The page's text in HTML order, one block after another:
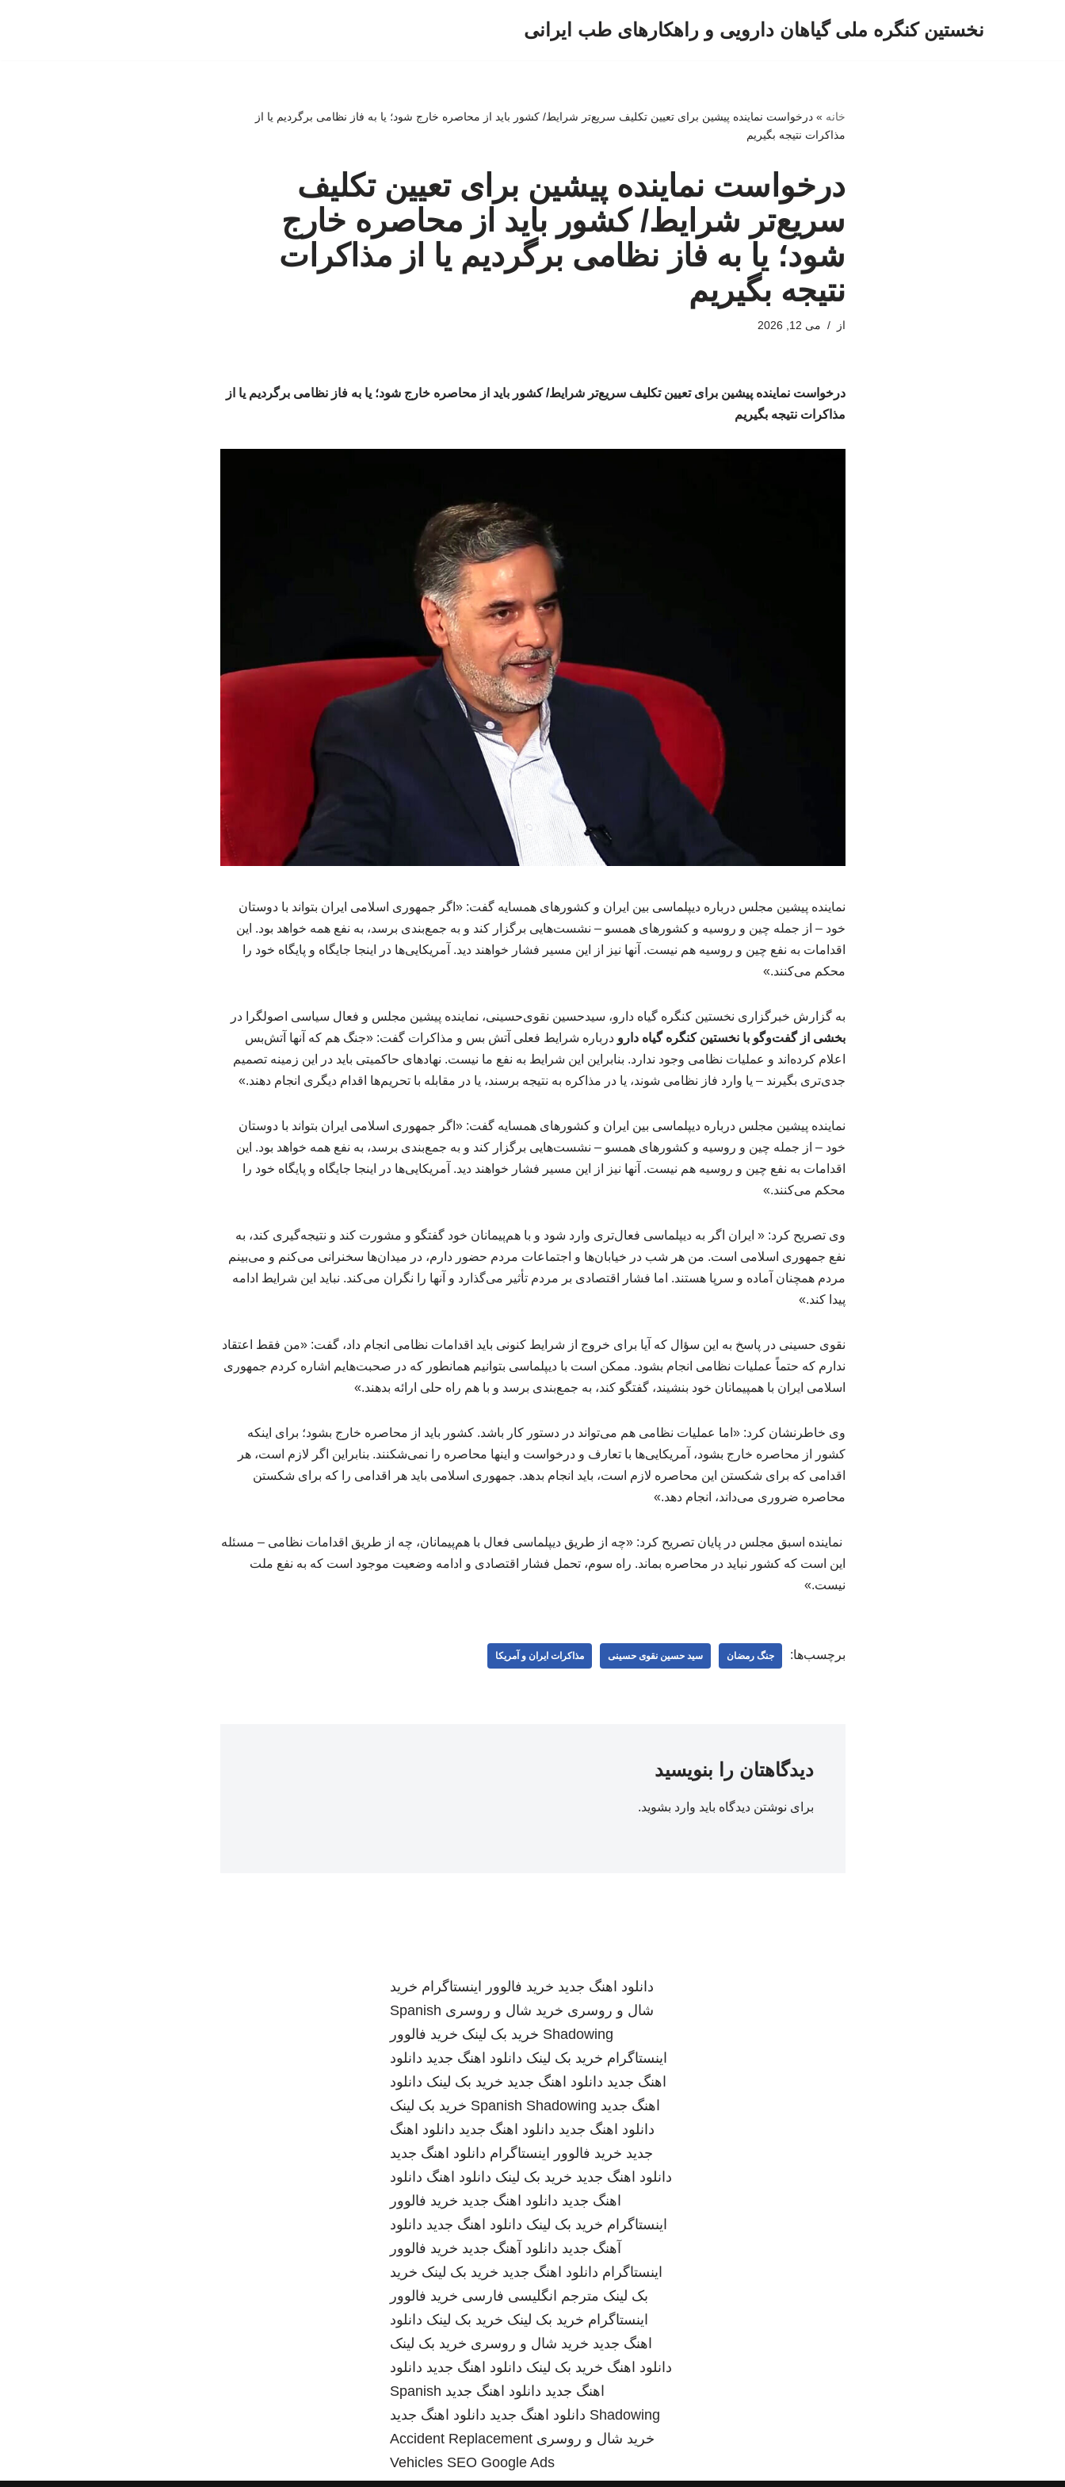
نخستین کنگره ملی گیاهان دارویی و راهکارهای طب ایرانی
خانه »درخواست نماینده پیشین برای تعیین تکلیف سریع‌تر شرایط/ کشور باید از محاصره خارج شود؛ یا به فاز نظامی برگردیم یا از
مذاکرات نتیجه بگیریم
درخواست نماینده پیشین برای تعیین تکلیف
سریع‌تر شرایط/ کشور باید از محاصره خارج
شود؛ یا به فاز نظامی برگردیم یا از مذاکرات
نتیجه بگیریم
از می 12, 2026
درخواست نماینده پیشین برای تعیین تکلیف سریع‌تر شرایط/ کشور باید از محاصره خارج شود؛ یا به فاز نظامی برگردیم یا از
مذاکرات نتیجه بگیریم
نماینده پیشین مجلس درباره دیپلماسی بین ایران و کشورهای همسایه گفت: «اگر جمهوری اسلامی ایران بتواند با دوستان
خود – از جمله چین و روسیه و کشورهای همسو – نشست‌هایی برگزار کند و به جمع‌بندی برسد، به نفع همه خواهد بود. این
اقدامات به نفع چین و روسیه هم نیست. آنها نیز از این مسیر فشار خواهند دید. آمریکایی‌ها در اینجا جایگاه و پایگاه خود را
محکم می‌کنند.»
به گزارش خبرگزاری نخستین کنگره گیاه دارو، سیدحسین نقوی‌حسینی، نماینده پیشین مجلس و فعال سیاسی اصولگرا در
بخشی از گفت‌وگو با نخستین کنگره گیاه دارو درباره شرایط فعلی آتش بس و مذاکرات گفت: «جنگ هم که آنها آتش‌بس
اعلام کرده‌اند و عملیات نظامی وجود ندارد. بنابراین این شرایط به نفع ما نیست. نهادهای حاکمیتی باید در این زمینه تصمیم
جدی‌تری بگیرند – یا وارد فاز نظامی شوند، یا در مذاکره به نتیجه برسند، یا در مقابله با تحریم‌ها اقدام دیگری انجام دهند.»
نماینده پیشین مجلس درباره دیپلماسی بین ایران و کشورهای همسایه گفت: «اگر جمهوری اسلامی ایران بتواند با دوستان
خود – از جمله چین و روسیه و کشورهای همسو – نشست‌هایی برگزار کند و به جمع‌بندی برسد، به نفع همه خواهد بود. این
اقدامات به نفع چین و روسیه هم نیست. آنها نیز از این مسیر فشار خواهند دید. آمریکایی‌ها در اینجا جایگاه و پایگاه خود را
محکم می‌کنند.»
وی تصریح کرد: « ایران اگر به دیپلماسی فعال‌تری وارد شود و با هم‌پیمانان خود گفتگو و مشورت کند و نتیجه‌گیری کند، به
نفع جمهوری اسلامی است. من هر شب در خیابان‌ها و اجتماعات مردم حضور دارم، در میدان‌ها سخنرانی می‌کنم و می‌بینم
مردم همچنان آماده و سرپا هستند. اما فشار اقتصادی بر مردم تأثیر می‌گذارد و آنها را نگران می‌کند. نباید این شرایط ادامه
پیدا کند.»
نقوی حسینی در پاسخ به این سؤال که آیا برای خروج از شرایط کنونی باید اقدامات نظامی انجام داد، گفت: «من فقط اعتقاد
ندارم که حتماً عملیات نظامی انجام بشود. ممکن است با دیپلماسی بتوانیم همانطور که در صحبت‌هایم اشاره کردم جمهوری
اسلامی ایران با همپیمانان خود بنشیند، گفتگو کند، به جمع‌بندی برسد و با هم راه حلی ارائه بدهند.»
وی خاطرنشان کرد: «اما عملیات نظامی هم می‌تواند در دستور کار باشد. کشور باید از محاصره خارج بشود؛ برای اینکه
کشور از محاصره خارج بشود، آمریکایی‌ها با تعارف و درخواست و اینها محاصره را نمی‌شکنند. بنابراین اگر لازم است، هر
اقدامی که برای شکستن این محاصره لازم است، باید انجام بدهد. جمهوری اسلامی باید هر اقدامی را که برای شکستن
محاصره ضروری می‌داند، انجام دهد.»
نماینده اسبق مجلس در پایان تصریح کرد: «چه از طریق دیپلماسی فعال با هم‌پیمانان، چه از طریق اقدامات نظامی – مسئله
این است که کشور نباید در محاصره بماند. راه سوم، تحمل فشار اقتصادی و ادامه وضعیت موجود است که به نفع ملت
نیست.»
برچسب‌ها: جنگ رمضان سید حسین نقوی حسینی مذاکرات ایران و آمریکا
دیدگاهتان را بنویسید
برای نوشتن دیدگاه باید وارد بشوید.
دانلود اهنگ جدید خرید فالوور اینستاگرام خرید
شال و روسری خرید شال و روسری Spanish
Shadowing خرید بک لینک خرید فالوور
اینستاگرام خرید بک لینک دانلود اهنگ جدید دانلود
اهنگ جدید دانلود اهنگ جدید خرید بک لینک دانلود
اهنگ جدید Spanish Shadowing خرید بک لینک
دانلود اهنگ جدید دانلود اهنگ جدید دانلود اهنگ
جدید خرید فالوور اینستاگرام دانلود اهنگ جدید
دانلود اهنگ جدید خرید بک لینک دانلود اهنگ دانلود
اهنگ جدید دانلود اهنگ جدید خرید فالوور
اینستاگرام خرید بک لینک دانلود اهنگ جدید دانلود
آهنگ جدید دانلود آهنگ جدید خرید فالوور
اینستاگرام دانلود اهنگ جدید خرید بک لینک خرید
بک لینک مترجم انگلیسی فارسی خرید فالوور
اینستاگرام خرید بک لینک خرید بک لینک دانلود
اهنگ جدید خرید شال و روسری خرید بک لینک
دانلود اهنگ خرید بک لینک دانلود اهنگ جدید دانلود
اهنگ جدید دانلود اهنگ جدید Spanish
Shadowing دانلود اهنگ جدید دانلود اهنگ جدید
خرید شال و روسری Accident Replacement
Vehicles SEO Google Ads